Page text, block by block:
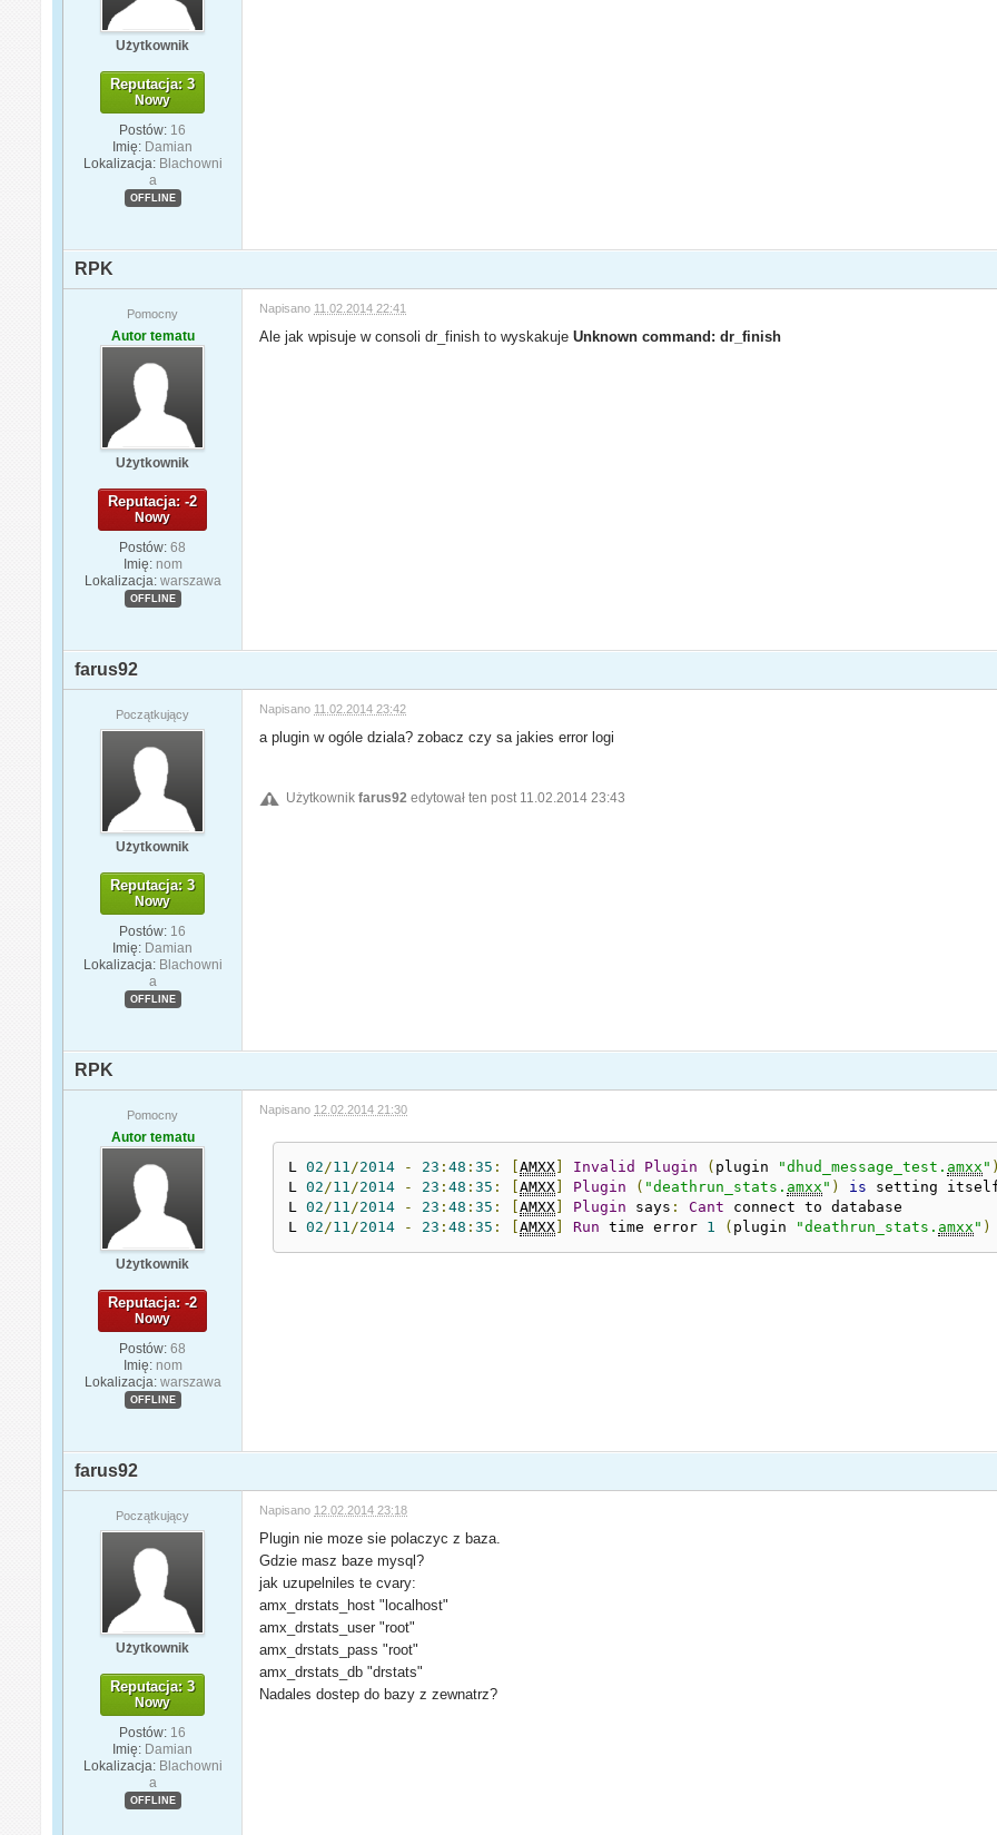
Użytkownik
Reputacja: 3
Nowy
Postów: 16
Imię: Damian
Lokalizacja: Blachowni
a
OFFLINE
RPK
Pomocny
Autor tematu
Użytkownik
Reputacja: -2
Nowy
Postów: 68
Imię: nom
Lokalizacja: warszawa
OFFLINE
Napisano 11.02.2014 22:41
Ale jak wpisuje w consolidr_finish to wyskakujeUnknown command: dr_finish
farus92
Początkujący
Użytkownik
Reputacja: 3
Nowy
Postów: 16
Imię: Damian
Lokalizacja: Blachowni
a
OFFLINE
Napisano 11.02.2014 23:42
a plugin w ogóle dziala? zobacz czy sa jakies error logi
Użytkownikfarus92 edytował ten post 11.02.2014 23:43
RPK
Pomocny
Autor tematu
Użytkownik
Reputacja: -2
Nowy
Postów: 68
Imię: nom
Lokalizacja: warszawa
OFFLINE
Napisano 12.02.2014 21:30
L 02 /11 /2014 - 23 :48 :35 : [AMXX] Invalid Plugin ( plugin "dhud_message_test. amxx "
L 02 /11 /2014 - 23 :48 :35 : [AMXX] Plugin ( "deathrun_stats. amxx " ) is setting
L 02 /11 /2014 - 23 :48 :35 : [AMXX] Plugin says : Cant connect to database
L 02 /11 /2014 - 23 :48 :35 : [AMXX] Run time error 1 ( plugin "deathrun_stats. amxx " )
farus92
Początkujący
Użytkownik
Reputacja: 3
Nowy
Postów: 16
Imię: Damian
Lokalizacja: Blachowni
a
OFFLINE
Napisano 12.02.2014 23:18
Plugin nie moze sie polaczyc z baza.
Gdzie masz baze mysql?
jak uzupelniles te cvary:
amx_drstats_host "localhost"
amx_drstats_user "root"
amx_drstats_pass "root"
amx_drstats_db "drstats"
Nadales dostep do bazy z zewnatrz?